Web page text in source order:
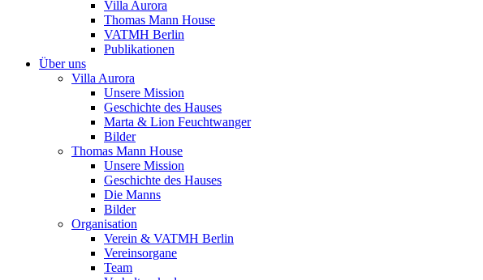
Villa Aurora
Thomas Mann House
VATMH Berlin
Publikationen
Über uns
Villa Aurora
Unsere Mission
Geschichte des Hauses
Marta & Lion Feuchtwanger
Bilder
Thomas Mann House
Unsere Mission
Geschichte des Hauses
Die Manns
Bilder
Organisation
Verein & VATMH Berlin
Vereinsorgane
Team